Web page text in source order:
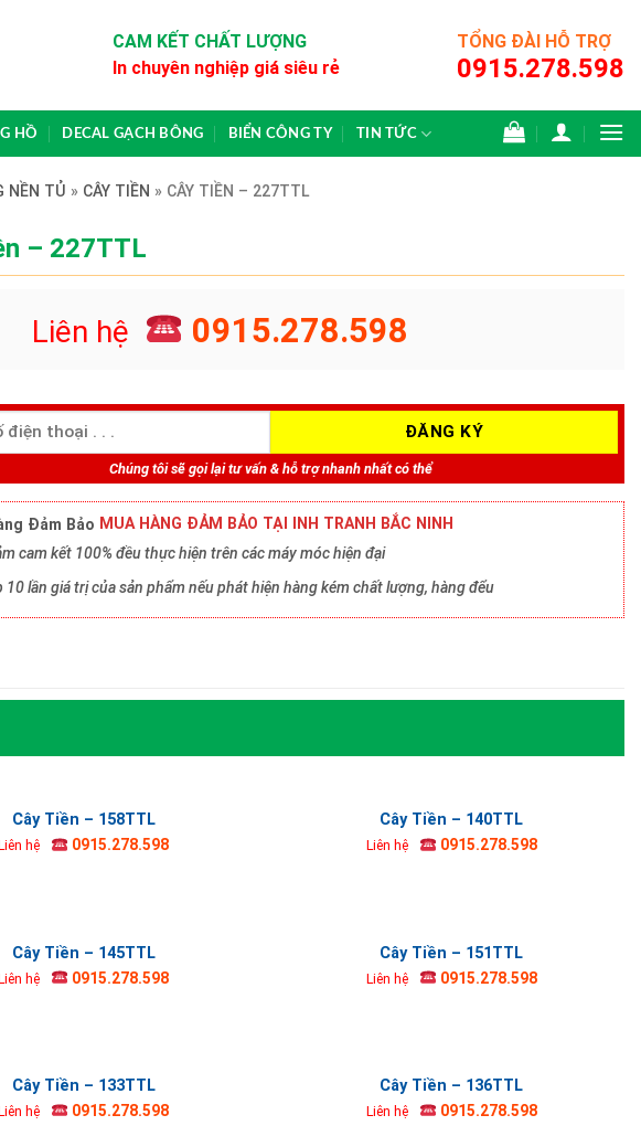
CAM KẾT CHẤT LƯỢNG
In chuyên nghiệp giá siêu rẻ
TỔNG ĐÀI HỖ TRỢ
0915.278.598
HỒ DECAL GẠCH BÔNG BIỂN CÔNG TY TIN TỨC
NỀN TỦ » CÂY TIỀN » CÂY TIỀN – 227TTL
– 227TTL
Liên hệ 0915.278.598
Chúng tôi sẽ gọi lại tư vấn & hỗ trợ nhanh nhất có thể
MUA HÀNG ĐẢM BẢO TẠI INH TRANH BẮC NINH
cam kết 100% đều thực hiện trên các máy móc hiện đại
10 lần giá trị của sản phẩm nếu phát hiện hàng kém chất lượng, hàng đểu
Cây Tiền – 158TTL
Liên hệ 0915.278.598
Cây Tiền – 140TTL
Liên hệ 0915.278.598
Cây Tiền – 145TTL
hệ 0915.278.598
Cây Tiền – 151TTL
Liên hệ 0915.278.598
Cây Tiền – 133TTL
Liên hệ 0915.278.598
Cây Tiền – 136TTL
Liên hệ 0915.278.598